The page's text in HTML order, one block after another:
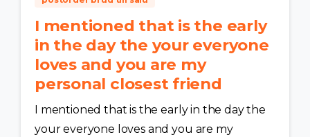
I mentioned that is the early
in the day the your everyone
loves and you are my
personal closest friend
I mentioned that is the early in the day the
your everyone loves and you are my